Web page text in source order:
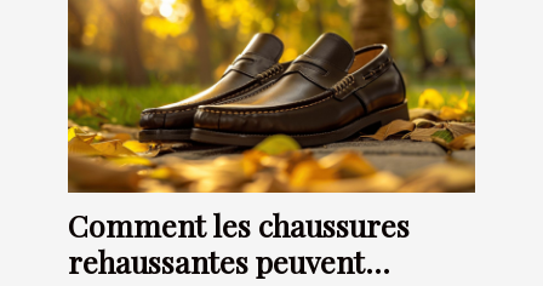
Comment les chaussures
rehaussantes peuvent